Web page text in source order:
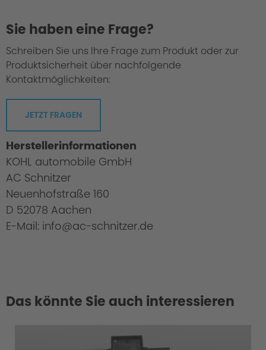
Sie haben eine Frage?
Schreiben Sie uns Ihre Frage zum Produkt oder zur
Produktsicherheit über nachfolgende
Kontaktmöglichkeiten:
JETZT FRAGEN
Herstellerinformationen
KOHL automobile GmbH
AC Schnitzer
Neuenhofstraße 160
D 52078 Aachen
E-Mail: info@ac-schnitzer.de
Das könnte Sie auch interessieren